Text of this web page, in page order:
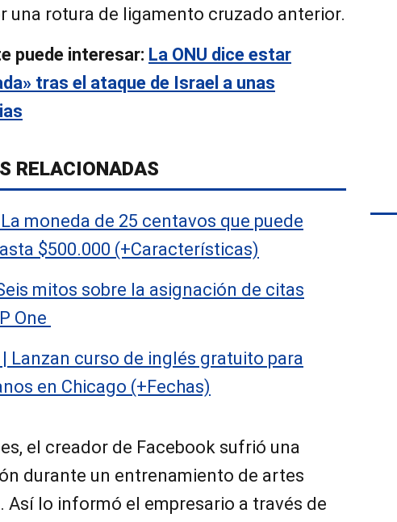
una rotura de ligamento cruzado anterior.
puede interesar: La ONU dice estar
tras el ataque de Israel a unas
RELACIONADAS
La moneda de 25 centavos que puede
$500.000 (+Características)
Seis mitos sobre la asignación de citas
One
Lanzan curso de inglés gratuito para
en Chicago (+Fechas)
el creador de Facebook sufrió una
durante un entrenamiento de artes
Así lo informó el empresario a través de